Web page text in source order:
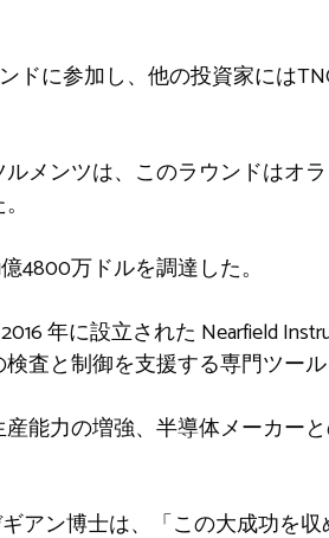
に参加し、他の投資家には
メンツは、このラウンドはオ
4800万ドルを調達した。
年に設立された Nearfield
査と制御を支援する専門ツール
能力の増強、半導体メーカー
アン博士は、「この大成功を